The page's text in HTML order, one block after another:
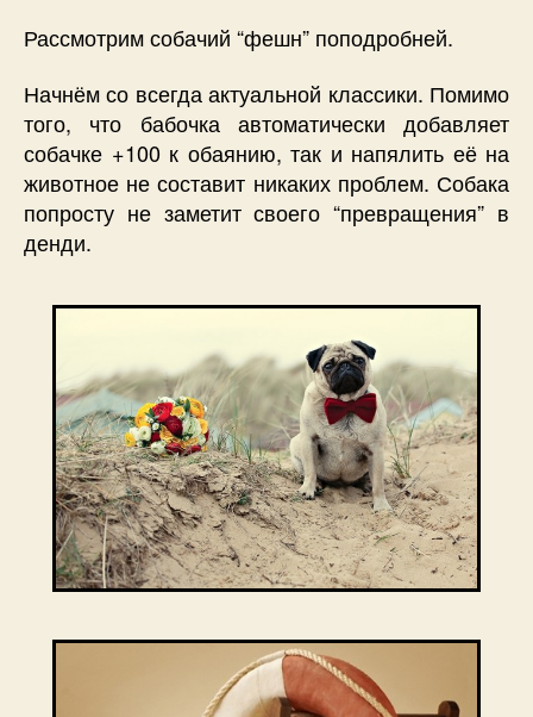
Рассмотрим собачий “фешн” поподробней.
Начнём со всегда актуальной классики. Помимо
того, что бабочка автоматически добавляет
собачке +100 к обаянию, так и напялить её на
животное не составит никаких проблем. Собака
попросту не заметит своего “превращения” в
денди.